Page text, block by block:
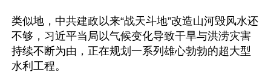
类似地，中共建政以来“战天斗地”改造山河毁风水还
不够，习近平当局以气候变化导致干旱与洪涝灾害
持续不断为由，正在规划一系列雄心勃勃的超大型
水利工程。